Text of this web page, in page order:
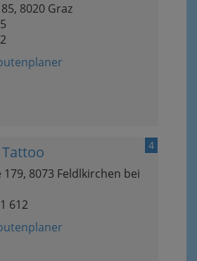
8020 Graz
4
8073 Feldlkirchen bei
612